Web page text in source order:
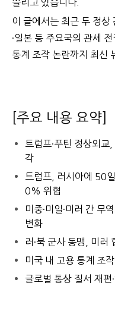
쓸리고 있습니다.
이 글에서는 최근 두 정상
·일본 등 주요국의 관세
통계 조작 논란까지 최신
[주요 내용 요약]
트럼프·푸틴 정상외
각
트럼프, 러시아에 50
0% 위협
미중·미일·미러 간 무
변화
러·북 군사 동맹, 미러
미국 내 고용 통계 조
글로벌 통상 질서 재편